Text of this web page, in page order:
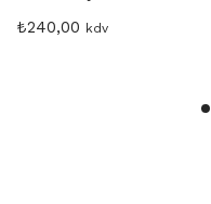
₺240,00 kdv